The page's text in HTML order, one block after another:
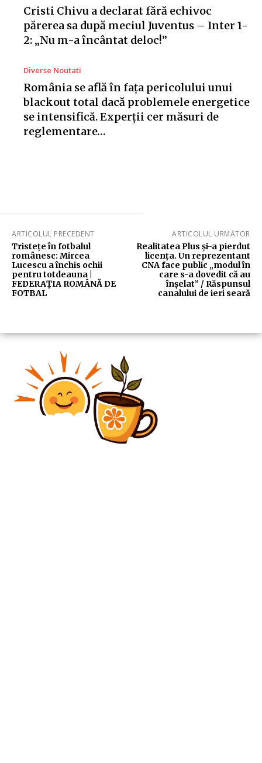
Cristi Chivu a declarat fără echivoc
părerea sa după meciul Juventus – Inter 1-
2: „Nu m-a încântat deloc!”
Diverse Noutati
România se află în fața pericolului unui
blackout total dacă problemele energetice
se intensifică. Experții cer măsuri de
reglementare…
ARTICOLUL PRECEDENT
Tristețe în fotbalul
românesc: Mircea
Lucescu a închis ochii
pentru totdeauna |
FEDERAȚIA ROMÂNĂ DE
FOTBAL
ARTICOLUL URMĂTOR
Realitatea Plus și-a pierdut
licența. Un reprezentant
CNA face public „modul în
care s-a dovedit că au
înșelat” / Răspunsul
canalului de ieri seară